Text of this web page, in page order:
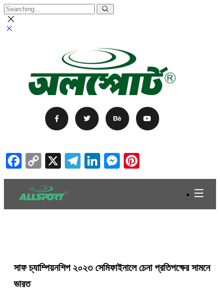
Facebook
Copy
Link
X Telegram
LinkedIn
Messenger
সাফ চ্যাম্পিয়নশিপ ২০২৩ সেমিফাইনালে চেনা প্রতিপক্ষের সামনে
ভারত